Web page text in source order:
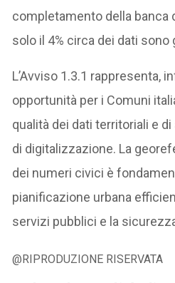
completamento della banca
solo il 4% circa dei dati sono
L’Avviso 1.3.1 rappresenta,
opportunità per i Comuni
qualità dei dati territoriali e
di digitalizzazione. La
dei numeri civici è
pianificazione urbana
servizi pubblici e la
@RIPRODUZIONE RISERVATA